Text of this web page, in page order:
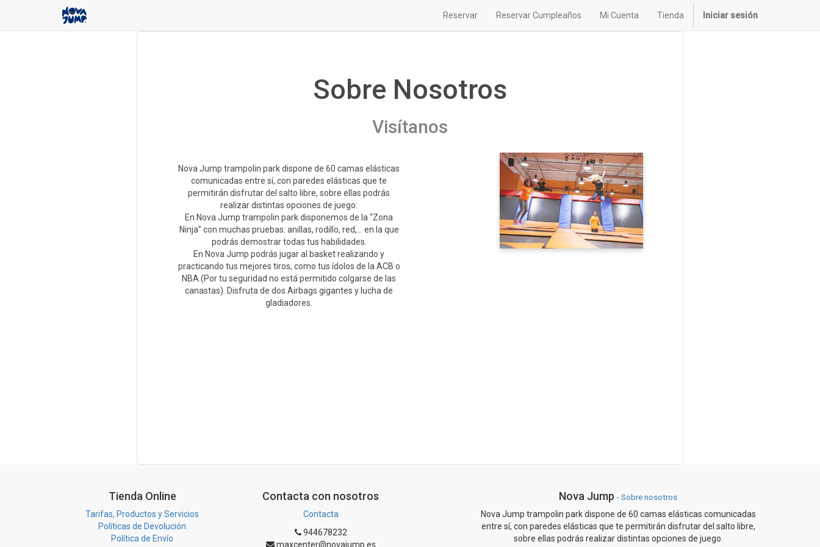
Reservar Reservar Cumpleaños Mi Cuenta Tienda Iniciar sesión
Sobre Nosotros
Visítanos
Nova Jump trampolin park dispone de 60 camas elásticas
comunicadas entre sí, con paredes elásticas que te
permitirán disfrutar del salto libre, sobre ellas podrás
realizar distintas opciones de juego:
En Nova Jump trampolin park disponemos de la “Zona
Ninja” con muchas pruebas: anillas, rodillo, red,… en la que
podrás demostrar todas tus habilidades.
En Nova Jump podrás jugar al basket realizando y
practicando tus mejores tiros, como tus ídolos de la ACB o
NBA.(Por tu seguridad no está permitido colgarse de las
canastas). Disfruta de dos Airbags gigantes y lucha de
gladiadores.
Tienda Online
Tarifas, Productos y Servicios
Políticas de Devolución
Política de Envío
Contacta con nosotros
Contacta
944678232
maxcenter@novajump.es
Nova Jump -Sobre nosotros
Nova Jump trampolin park dispone de 60 camas elásticas comunicadas
entre sí, con paredes elásticas que te permitirán disfrutar del salto libre,
sobre ellas podrás realizar distintas opciones de juego.